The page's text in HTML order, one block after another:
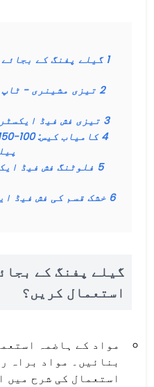
1 گیلے پفنگ کے
2 تیزی مشینری -
3 تیزی فش فیڈ
4
5 فلوٹنگ فش فیڈ
6 خشک قسم کی فش فیڈ
گیلے پفنگ کے
استعمال کریں؟
مواد کے ہاضمہ
بنائیں۔ مواد براہ
استعمال کی شرح میں